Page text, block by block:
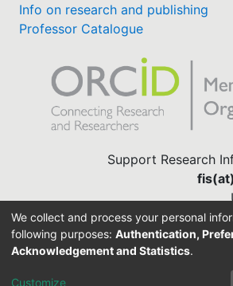
Info on research and publishing
Professor Catalogue
Support Research
DSpace-CRIS
We collect and process your personal
following purposes: Authentication,
Acknowledgement and Statistics.
Customize